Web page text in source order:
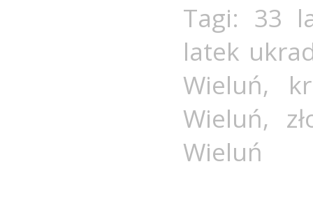
Tagi: 33
latek
Wieluń,
Wieluń,
Wieluń